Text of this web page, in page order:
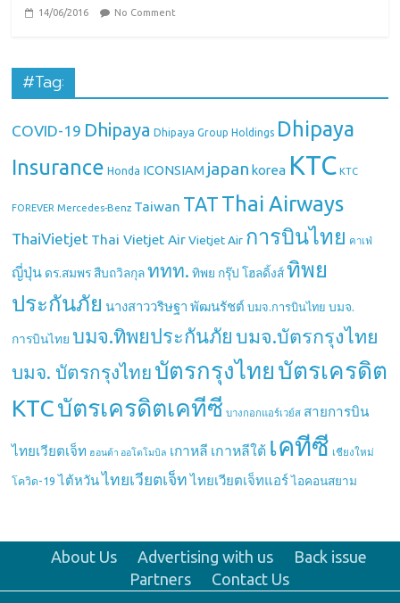
14/06/2016 No Comment
#Tag:
COVID-19 Dhipaya Dhipaya Group Holdings Dhipaya
Insurance Honda ICONSIAM japan korea KTC KTC
FOREVER Mercedes-Benz Taiwan TAT Thai Airways
ThaiVietjet Thai Vietjet Air Vietjet Air การบินไทย คาเฟ่
ญี่ปุ่น ดร.สมพร สืบถวิลกุล ททท. ทิพย กรุ๊ป โฮลดิ้งส์ ทิพย
ประกันภัย นางสาววริษฐา พัฒนรัชต์ บมจ.การบินไทย บมจ.
การบินไทย บมจ.ทิพยประกันภัย บมจ.บัตรกรุงไทย
บมจ. บัตรกรุงไทย บัตรกรุงไทย บัตรเครดิต
KTCบัตรเครดิตเคทีซี บางกอกแอร์เวย์ส สายการบิน
ไทยเวียตเจ็ท ฮอนด้า ออโตโมบิล เกาหลี เกาหลีใต้ เคทีซี เชียงใหม่
โควิด-19 ไต้หวัน ไทยเวียตเจ็ท ไทยเวียตเจ็ทแอร์ ไอคอนสยาม
About Us Advertising with us
Back issue
Partners
Contact Us